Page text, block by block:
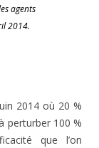
agents
2014.
2014 où 20 %
perturber 100 %
que l’on